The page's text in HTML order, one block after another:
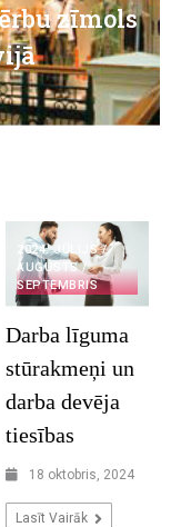
zīmols
2024. JŪLIJS /
AUGUSTS /
SEPTEMBRIS
Darba līguma
stūrakmeņi un
darba devēja
tiesības
18 oktobris, 2024
Lasīt Vairāk